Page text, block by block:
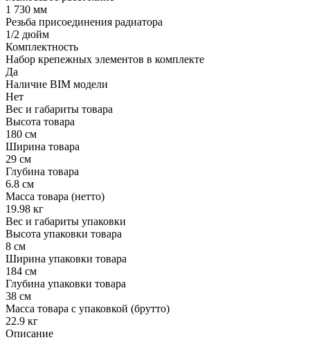
1 730 мм
Резьба присоединения радиатора
1/2 дюйм
Комплектность
Набор крепежных элементов в комплекте
Да
Наличие BIM модели
Нет
Вес и габариты товара
Высота товара
180 см
Ширина товара
29 см
Глубина товара
6.8 см
Масса товара (нетто)
19.98 кг
Вес и габариты упаковки
Высота упаковки товара
8 см
Ширина упаковки товара
184 см
Глубина упаковки товара
38 см
Масса товара с упаковкой (брутто)
22.9 кг
Описание